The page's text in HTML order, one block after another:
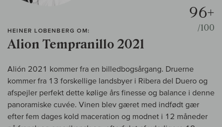
HEINER LOBENBERG OM:
Alion Tempranillo 2021
96+
/100
Alión 2021 kommer fra en billedbogsårgang. Druerne
kommer fra 13 forskellige landsbyer i Ribera del Duero og
afspejler perfekt dette kølige års finesse og balance i denne
panoramiske cuvée. Vinen blev gæret med indfødt gær
efter fem dages kold maceration og modnet i 12 måneder